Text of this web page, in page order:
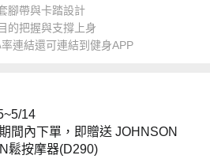
腳帶與卡踏設計
的把握與支撐上身
連結還可連結到健身APP
14
間內下單，即贈送 JOHNSON
鬆按摩器(D290)